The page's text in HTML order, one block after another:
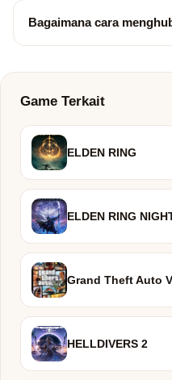
Bagaimana cara
Game Terkait
ELDEN RING
ELDEN RING
Grand Theft Auto V
HELLDIVERS 2